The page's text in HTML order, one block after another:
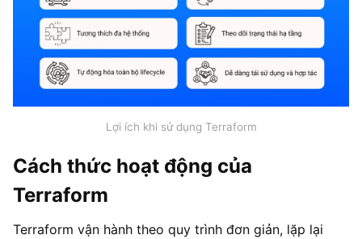
Lợi ích khi sử dụng Terraform
Cách thức hoạt động của
Terraform
Terraform vận hành theo quy trình đơn giản, lặp lại